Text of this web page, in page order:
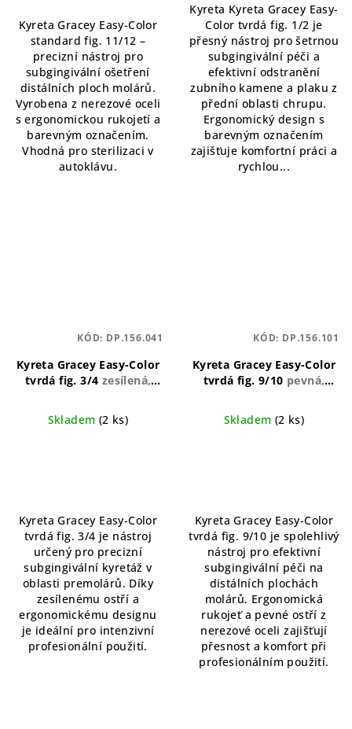
Kyreta Gracey Easy-Color
standard fig. 11/12 –
precizní nástroj pro
subgingivální ošetření
distálních ploch molárů.
Vyrobena z nerezové oceli
s ergonomickou rukojetí a
barevným označením.
Vhodná pro sterilizaci v
autoklávu.
Kyreta Kyreta Gracey Easy-
Color tvrdá fig. 1/2 je
přesný nástroj pro šetrnou
subgingivální péči a
efektivní odstranění
zubního kamene a plaku z
přední oblasti chrupu.
Ergonomický design s
barevným označením
zajišťuje komfortní práci a
rychlou...
Kyreta Gracey Easy-Color
tvrdá fig. 3/4 zesílená,
tvarovaná
Skladem (2 ks)
Kyreta Gracey Easy-Color
tvrdá fig. 3/4 je nástroj
určený pro precizní
subgingivální kyretáž v
oblasti premolárů. Díky
zesílenému ostří a
ergonomickému designu
je ideální pro intenzivní
profesionální použití.
KÓD: DP.156.041
Kyreta Gracey Easy-Color
tvrdá fig. 9/10 pevná,
Skladem (2 ks)
Kyreta Gracey Easy-Color
tvrdá fig. 9/10 je spolehlivý
nástroj pro efektivní
subgingivální péči na
distálních plochách
molárů. Ergonomická
rukojeť a pevné ostří z
nerezové oceli zajišťují
přesnost a komfort při
profesionálním použití.
KÓD: DP.156.101